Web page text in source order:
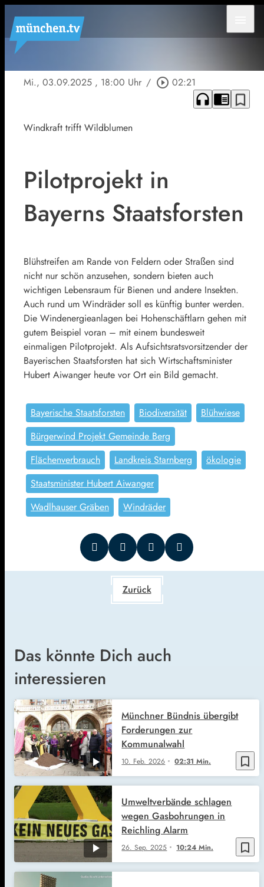
Mi., 03.09.2025 , 18:00 Uhr / play_circle_outline 02:21
headphones chrome_reader_mode bookmark_border
Windkraft trifft Wildblumen
Pilotprojekt in
Bayerns Staatsforsten
Blühstreifen am Rande von Feldern oder Straßen sind
nicht nur schön anzusehen, sondern bieten auch
wichtigen Lebensraum für Bienen und andere Insekten.
Auch rund um Windräder soll es künftig bunter werden.
Die Windenergieanlagen bei Hohenschäftlarn gehen mit
gutem Beispiel voran – mit einem bundesweit
einmaligen Pilotprojekt. Als Aufsichtsratsvorsitzender der
Bayerischen Staatsforsten hat sich Wirtschaftsminister
Hubert Aiwanger heute vor Ort ein Bild gemacht.
Bayerische Staatsforsten Biodiversität
Blühwiese
Bürgerwind Projekt Gemeinde Berg
Flächenverbrauch
Landkreis Starnberg
ökologie
Staatsminister Hubert Aiwanger
Wadlhauser Gräben
Windräder
Zurück
Das könnte Dich auch
interessieren
bookmark_border
10. Feb. 2026 02:31 Min.
Münchner Bündnis übergibt
Forderungen zur
Kommunalwahl
bookmark_border
26. Sep. 2025 10:24 Min.
Umweltverbände schlagen
wegen Gasbohrungen in
Reichling Alarm